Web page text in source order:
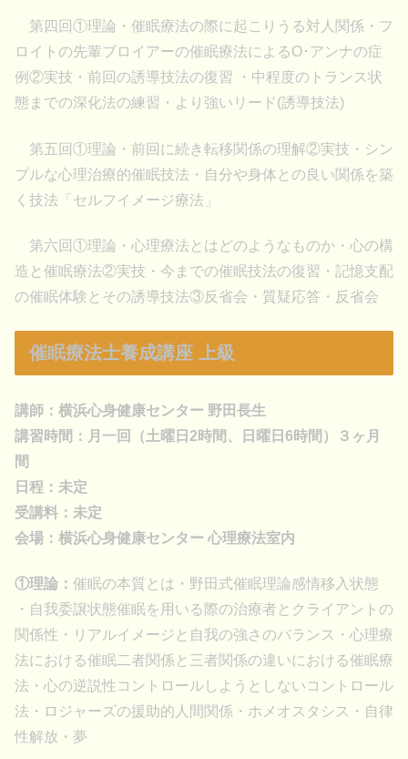
第四回①理論・催眠療法の際に起こりうる対人関係・フ
ロイトの先輩ブロイアーの催眠療法によるO･アンナの症
例②実技・前回の誘導技法の復習 ・中程度のトランス状
態までの深化法の練習・より強いリード(誘導技法)
第五回①理論・前回に続き転移関係の理解②実技・シン
プルな心理治療的催眠技法・自分や身体との良い関係を築
く技法「セルフイメージ療法」
第六回①理論・心理療法とはどのようなものか・心の構
造と催眠療法②実技・今までの催眠技法の復習・記憶支配
の催眠体験とその誘導技法③反省会・質疑応答・反省会
催眠療法士養成講座 上級
講師：横浜心身健康センター 野田長生
講習時間：月一回（土曜日2時間、日曜日6時間）３ヶ月
間
日程：未定
受講料：未定
会場：横浜心身健康センター 心理療法室内
①理論： 催眠の本質とは・野田式催眠理論感情移入状態
・自我委譲状態催眠を用いる際の治療者とクライアントの
関係性・リアルイメージと自我の強さのバランス・心理療
法における催眠二者関係と三者関係の違いにおける催眠療
法・心の逆説性コントロールしようとしないコントロール
法・ロジャーズの援助的人間関係・ホメオスタシス・自律
性解放・夢